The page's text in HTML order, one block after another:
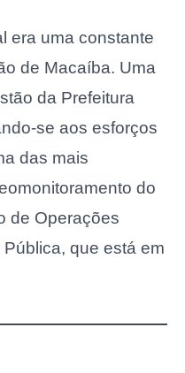
era uma constante
de Macaíba. Uma
da Prefeitura
se aos esforços
das mais
do
de Operações
que está em